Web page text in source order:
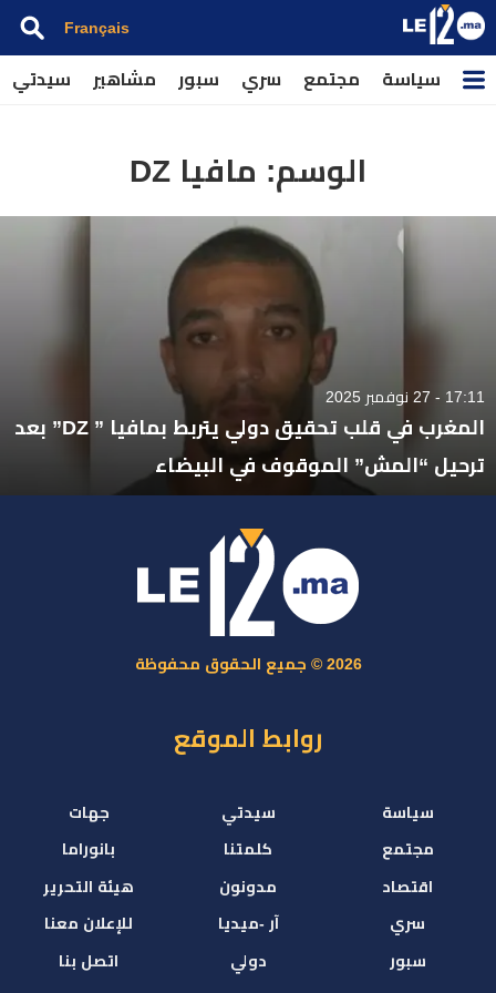
Français
سياسة مجتمع سري سبور مشاهير سيدتي
الوسم: مافيا DZ
17:11 - 27 نوفمبر 2025
المغرب في قلب تحقيق دولي يتربط بمافيا ” DZ” بعد
ترحيل “المش” الموقوف في البيضاء
2026 © جميع الحقوق محفوظة
روابط الموقع
سياسة
مجتمع
اقتصاد
سري
سبور
سيدتي
كلمتنا
مدونون
آر -ميديا
دولي
جهات
بانوراما
هيئة التحرير
للإعلان معنا
اتصل بنا